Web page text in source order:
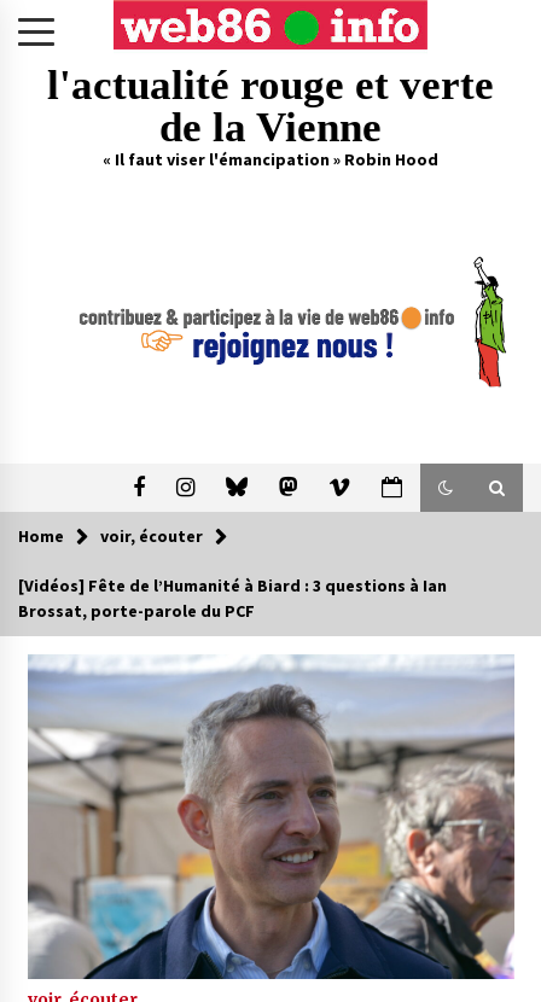
l'actualité rouge et verte
de la Vienne
« Il faut viser l'émancipation » Robin Hood
Home voir, écouter
[Vidéos] Fête de l’Humanité à Biard : 3 questions à Ian
Brossat, porte-parole du PCF